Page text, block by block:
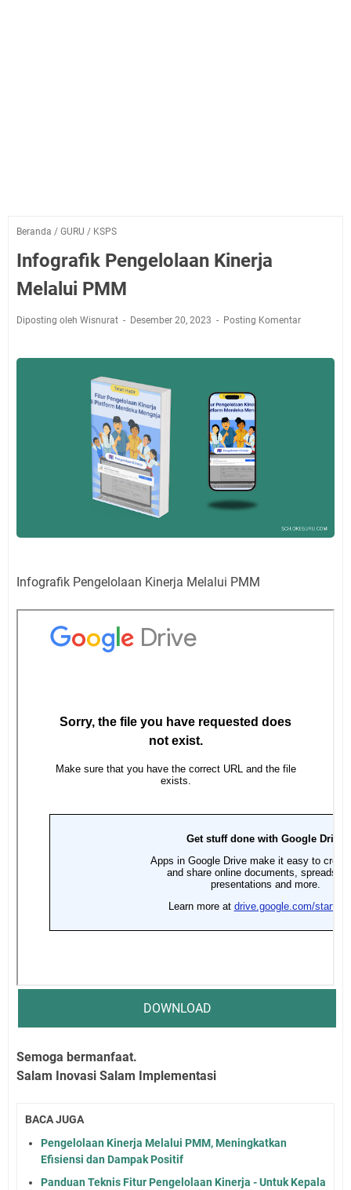
Beranda / GURU / KSPS
Infografik Pengelolaan Kinerja
Melalui PMM
Diposting oleh Wisnurat Desember 20, 2023 Posting Komentar
Infografik Pengelolaan Kinerja Melalui PMM
DOWNLOAD
Semoga bermanfaat.
Salam Inovasi Salam Implementasi
BACA JUGA
Pengelolaan Kinerja Melalui PMM, Meningkatkan
Efisiensi dan Dampak Positif
Panduan Teknis Fitur Pengelolaan Kinerja - Untuk Kepala